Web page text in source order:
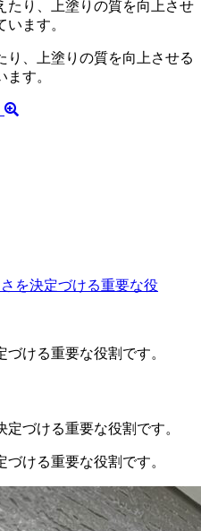
り、上塗りの質を向上させる
す。
づける重要な役割です。
づける重要な役割です。